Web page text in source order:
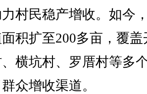
村民稳产增收。如今
积扩至200多亩，覆盖
横坑村、罗厝村等多
众增收渠道。